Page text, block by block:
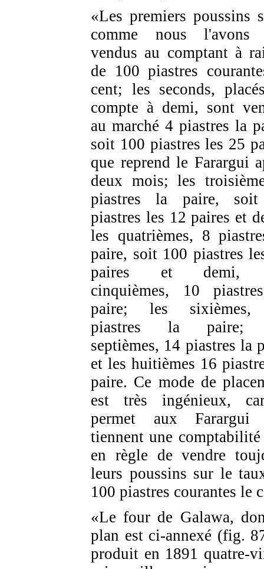
«Les premiers poussins
comme nous l'avons
vendus au comptant à
de 100 piastres
cent; les seconds,
compte à demi, sont
au marché 4 piastres la
soit 100 piastres les 25
que reprend le Farargui
deux mois; les
piastres la paire,
piastres les 12 paires et
les quatrièmes, 8
paire, soit 100 piastres
paires et demi,
cinquièmes, 10
paire; les
piastres la paire;
septièmes, 14 piastres la
et les huitièmes 16
paire. Ce mode de
est très ingénieux,
permet aux Farargui
tiennent une comptabilité
en règle de vendre
leurs poussins sur le
100 piastres courantes le
«Le four de Galawa,
plan est ci-annexé (fig.
produit en 1891 quatre-